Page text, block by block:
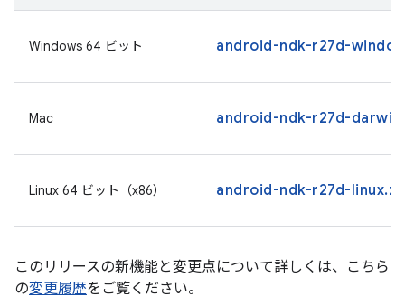
Windows 64 ビット android-ndk-r27d-
Mac android-ndk-r27d-
Linux 64 ビット（x86） android-ndk-r27d-
このリリースの新機能と変更点について詳しくは、こちら
の変更履歴をご覧ください。